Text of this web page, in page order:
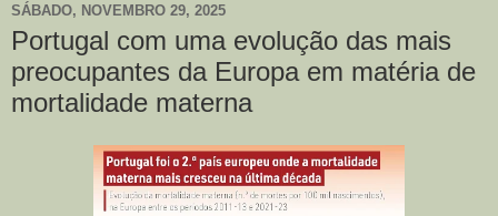
SÁBADO, NOVEMBRO 29, 2025
Portugal com uma evolução das mais
preocupantes da Europa em matéria de
mortalidade materna